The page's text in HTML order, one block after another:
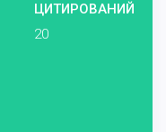
ЦИТИРОВАНИЙ
20